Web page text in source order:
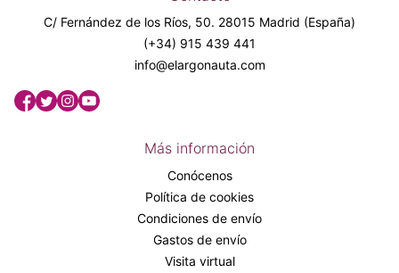
C/ Fernández de los Ríos, 50. 28015 Madrid (España)
(+34) 915 439 441
info@elargonauta.com
Más información
Conócenos
Política de cookies
Condiciones de envío
Gastos de envío
Visita virtual